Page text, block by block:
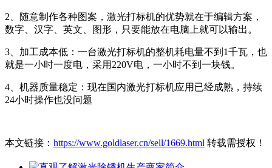
2、随意制作各种图案，激光打标机的优势就在于编辑方案，
数字、汉字、英文、图形，只要能放在电脑上就可以输出。
3、加工成本低：一台激光打标机的整机耗电量不到1千瓦，也
就是一小时一度电，采用220V电，一小时不到一块钱。
4、机器质量稳定：现在国内激光打标机应用已经成熟，持续
24小时操作也没问题
本文链接： https://www.goldlaser.cn/sell/1669.html 转载需授权！